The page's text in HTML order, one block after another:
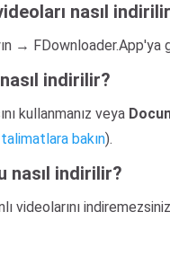
nasıl
→
indirilir?
kullanmanız veya
bakın).
nasıl indirilir?
videolarını